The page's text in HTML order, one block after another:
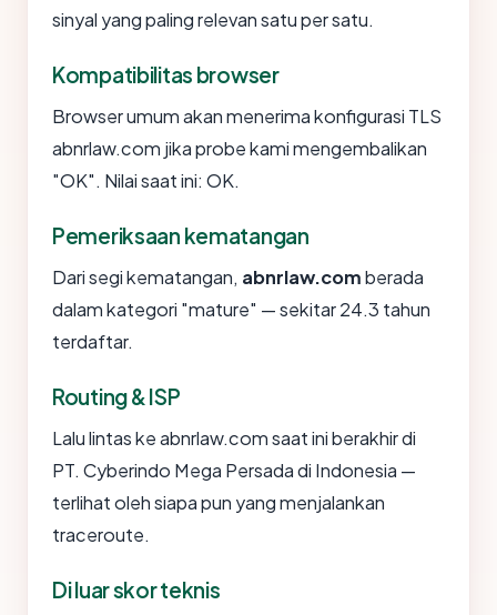
sinyal yang paling relevan satu per satu.
Kompatibilitas browser
Browser umum akan menerima konfigurasi TLS
abnrlaw.com jika probe kami mengembalikan
"OK". Nilai saat ini: OK.
Pemeriksaan kematangan
Dari segi kematangan, abnrlaw.comberada
dalam kategori "mature" — sekitar 24.3 tahun
terdaftar.
Routing & ISP
Lalu lintas ke abnrlaw.com saat ini berakhir di
PT. Cyberindo Mega Persada di Indonesia —
terlihat oleh siapa pun yang menjalankan
traceroute.
Di luar skor teknis